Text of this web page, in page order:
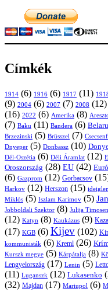
Címkék
1914 (6) 1916 (6) 1917 (11)
(9) 2004 (6) 2007 (7) 2008 (12)
(16) 2022 (6) Amerika (8)
(7) Baku (11) Bandera (6)
Brzezinski (5) Brüsszel (7)
Dnyeper (5) Donbassz (10)
Dél-Oszétia (6) Déli Áramlat (12)
Oroszország (28) EU (42)
(6) Gazprom (12) Gorbacsov
Harkov (12) Herszon (15)
Miklós (5) Iszlam Karimov (5)
Jobboldali Szektor (8) Julija
(12) Katyn (8) Kaukázus (9)
(17) KGB (6) Kijev (102)
kommunisták (6) Kreml (26)
Kurszk megye (5) Kárpátalja (8)
Lengyelország (17) Lenin (5)
(11) Luganszk (12) Lukasenko
(32) Majdan (17) Mariupol (6)